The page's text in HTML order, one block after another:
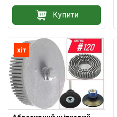
Купити
хіт